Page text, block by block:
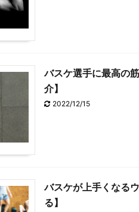
バスケ選手に最高の
介】
2022/12/15
バスケが上手くなる
る】